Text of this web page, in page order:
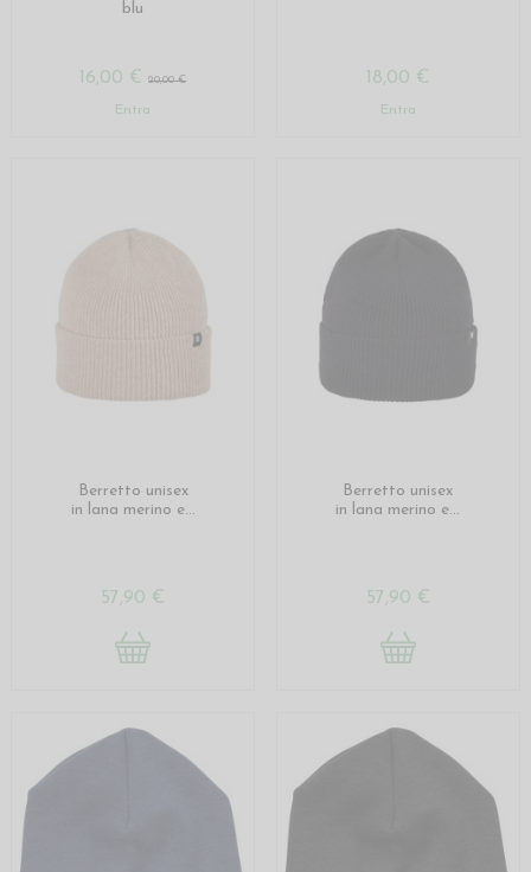
blu
16,00 €20,00 €
Entra
18,00 €
Entra
Berretto unisex
in lana merino e...
57,90 €
Berretto unisex
in lana merino e...
57,90 €